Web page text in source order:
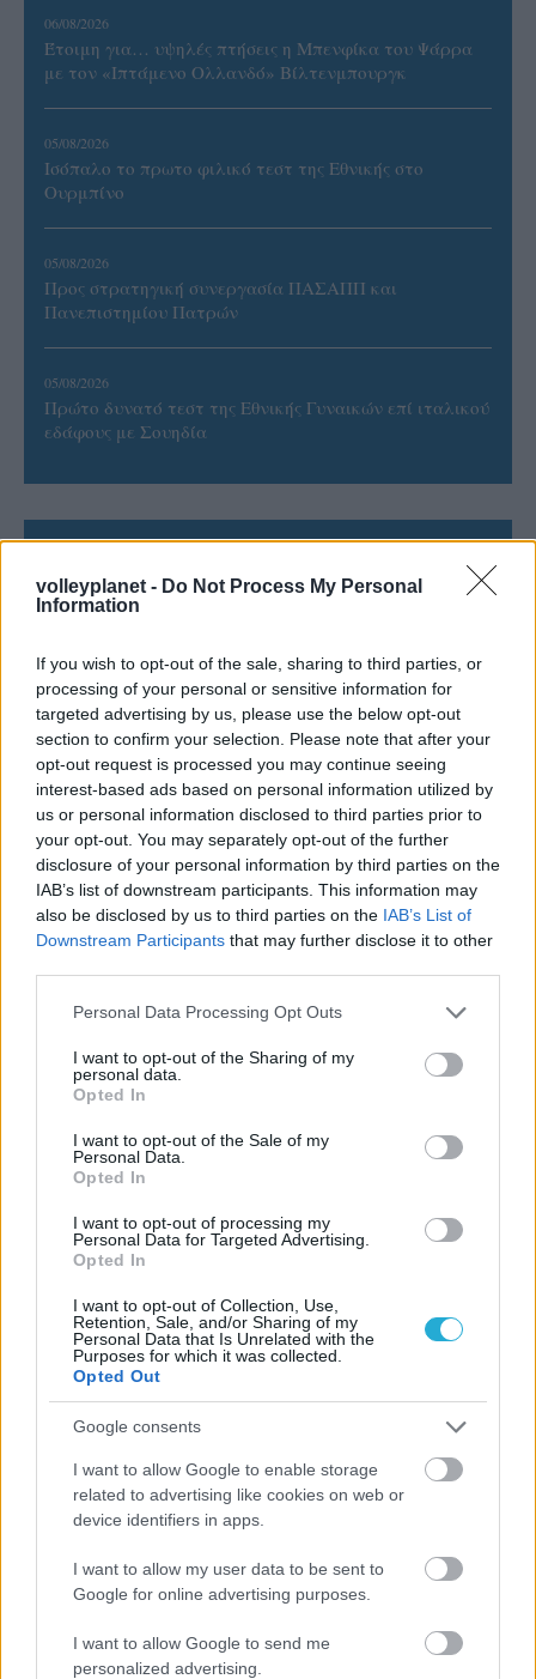
volleyplanet - Do Not Process My Personal
Information
If you wish to opt-out of the sale, sharing to third parties, or
processing of your personal or sensitive information for
targeted advertising by us, please use the below opt-out
section to confirm your selection. Please note that after your
opt-out request is processed you may continue seeing
interest-based ads based on personal information utilized by
us or personal information disclosed to third parties prior to
your opt-out. You may separately opt-out of the further
disclosure of your personal information by third parties on the
IAB’s list of downstream participants. This information may
also be disclosed by us to third parties on the IAB’s List of
Downstream Participants that may further disclose it to other
Please note that this website/app uses one or more Google
not limited to your visit or usage behaviour. You may click to
grant or deny consent to Google and its third-party tags to
use your data for below specified purposes in below Google
consent section.
Personal Data Processing Opt Outs
I want to opt-out of the Sharing of my
personal data.
Opted In
I want to opt-out of the Sale of my
Personal Data.
Opted In
I want to opt-out of processing my
Personal Data for Targeted Advertising.
Opted In
I want to opt-out of Collection, Use,
Retention, Sale, and/or Sharing of my
Personal Data that Is Unrelated with the
Purposes for which it was collected.
Opted Out
Google consents
I want to allow Google to enable storage
related to advertising like cookies on web or
device identifiers in apps.
I want to allow my user data to be sent to
Google for online advertising purposes.
I want to allow Google to send me
personalized advertising.
06/08/2026
Έτοιμη για… υψηλές πτήσεις η Μπενφίκα του Ψάρρα
με τον «Ιπτάμενο Ολλανδό» Βίλτενμπουργκ
05/08/2026
Ισόπαλο το πρωτο φιλικό τεστ της Εθνικής στο
Ουρμπίνο
05/08/2026
Προς στρατηγική συνεργασία ΠΑΣΑΠΠ και
Πανεπιστημίου Πατρών
05/08/2026
Πρώτο δυνατό τεστ της Εθνικής Γυναικών επί ιταλικού
εδάφους με Σουηδία
ΓΝΩΜΕΣ
ΠΕΝΥ ΡΟΝΤΟΓΙΑΝΝΗ
Από την Περούτζια του 2000
στο σήμερα: Tο τρίτο
ευρωπαϊκό ραντεβού του
Παναθηναϊκού με την
ιστορία
ΗΛΙΑΣ ΠΑΠΑΪΩΑΝΝΟΥ
08/03/2026
Α.Ο. Θήρας